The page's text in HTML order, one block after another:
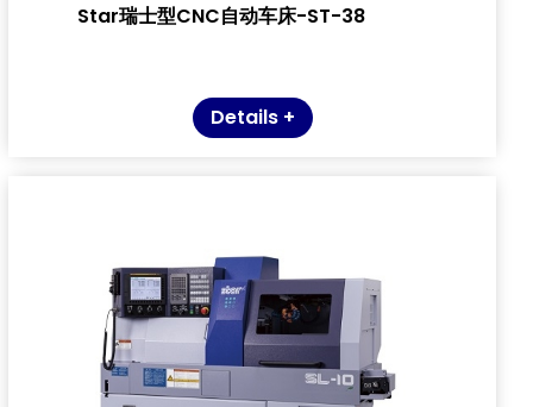
Star瑞士型CNC自动车床-ST-38
Details +